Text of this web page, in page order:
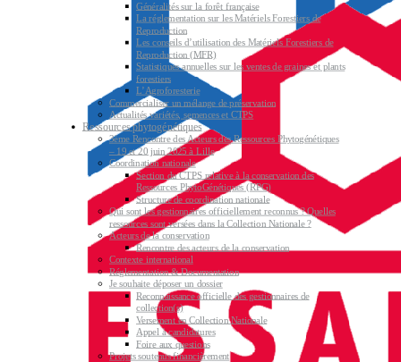
Généralités sur la forêt française
La réglementation sur les Matériels Forestiers de
Reproduction
Les conseils d’utilisation des Matériels Forestiers de
Reproduction (MFR)
Statistiques annuelles sur les ventes de graines et plants
forestiers
L’Agroforesterie
Commercialiser un mélange de préservation
Actualités variétés, semences et CTPS
Ressources phytogénétiques
3ème Rencontre des Acteurs des Ressources Phytogénétiques
– 19 et 20 juin 2025 à Lille
Coordination nationale
Section du CTPS relative à la conservation des
Ressources PhytoGénétiques (RPG)
Structure de coordination nationale
Qui sont les gestionnaires officiellement reconnus ? Quelles
ressources sont versées dans la Collection Nationale ?
Acteurs de la conservation
Rencontre des acteurs de la conservation
Contexte international
Réglementation & Documentation
Je souhaite déposer un dossier
Reconnaissance officielle des gestionnaires de
collection(s)
Versement en Collection Nationale
Appel à candidatures
Foire aux questions
Projets soutenus financièrement